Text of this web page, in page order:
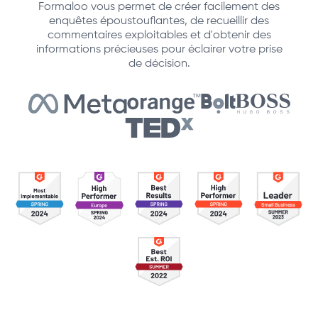
Formaloo vous permet de créer facilement des
enquêtes époustouflantes, de recueillir des
commentaires exploitables et d'obtenir des
informations précieuses pour éclairer votre prise
de décision.